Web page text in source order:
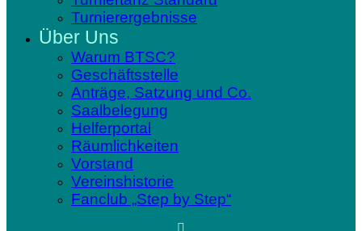
Turnierergebnisse
Über Uns
Warum BTSC?
Geschäftsstelle
Anträge, Satzung und Co.
Saalbelegung
Helferportal
Räumlichkeiten
Vorstand
Vereinshistorie
Fanclub „Step by Step“